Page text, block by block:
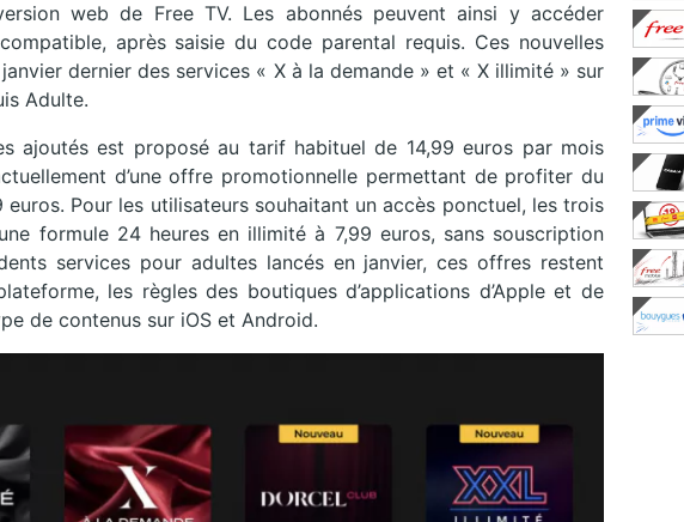
web de Free TV. Les abonnés peuvent ainsi y accéder
après saisie du code parental requis. Ces nouvelles
dernier des services « X à la demande » et « X illimité » sur
Adulte.
ajoutés est proposé au tarif habituel de 14,99 euros par mois
d’une offre promotionnelle permettant de profiter du
Pour les utilisateurs souhaitant un accès ponctuel, les trois
formule 24 heures en illimité à 7,99 euros, sans souscription
services pour adultes lancés en janvier, ces offres restent
les règles des boutiques d’applications d’Apple et de
de contenus sur iOS et Android.